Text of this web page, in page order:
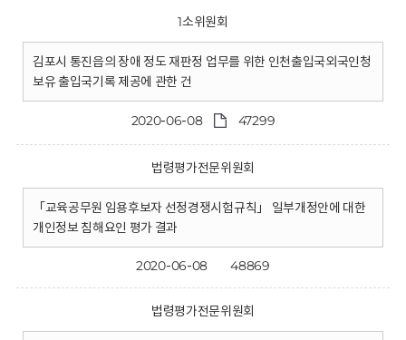
1소위원회
김포시 통진읍의 장애 정도 재판정 업무를 위한 인천출입국외국인청
보유 출입국기록 제공에 관한 건
2020-06-08 47299
법령평가전문위원회
「교육공무원 임용후보자 선정경쟁시험규칙」 일부개정안에 대한
개인정보 침해요인 평가 결과
2020-06-08 48869
법령평가전문위원회